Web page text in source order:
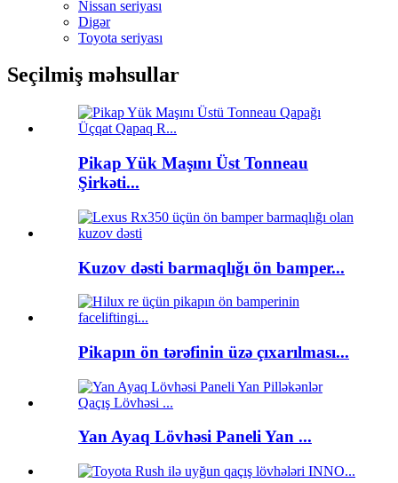
Nissan seriyası
Digər
Toyota seriyası
Seçilmiş məhsullar
Pikap Yük Maşını Üst Tonneau
Şirkəti...
Kuzov dəsti barmaqlığı ön bamper...
Pikapın ön tərəfinin üzə çıxarılması...
Yan Ayaq Lövhəsi Paneli Yan ...